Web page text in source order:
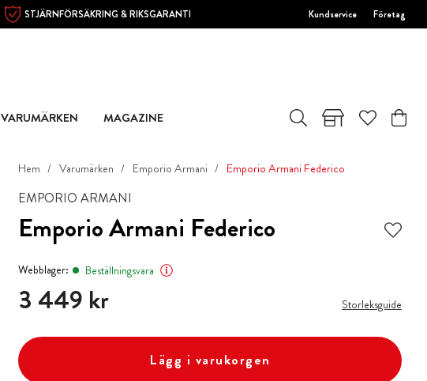
STJÄRNFÖRSÄKRING & RIKSGARANTI Kundservice Företag
VARUMÄRKEN MAGAZINE
Hem Varumärken Emporio Armani Emporio Armani Federico
EMPORIO ARMANI
Emporio Armani Federico
Webblager: Beställningsvara
Pris 3 449 kr
3 449 kr Storleksguide
Lägg i varukorgen